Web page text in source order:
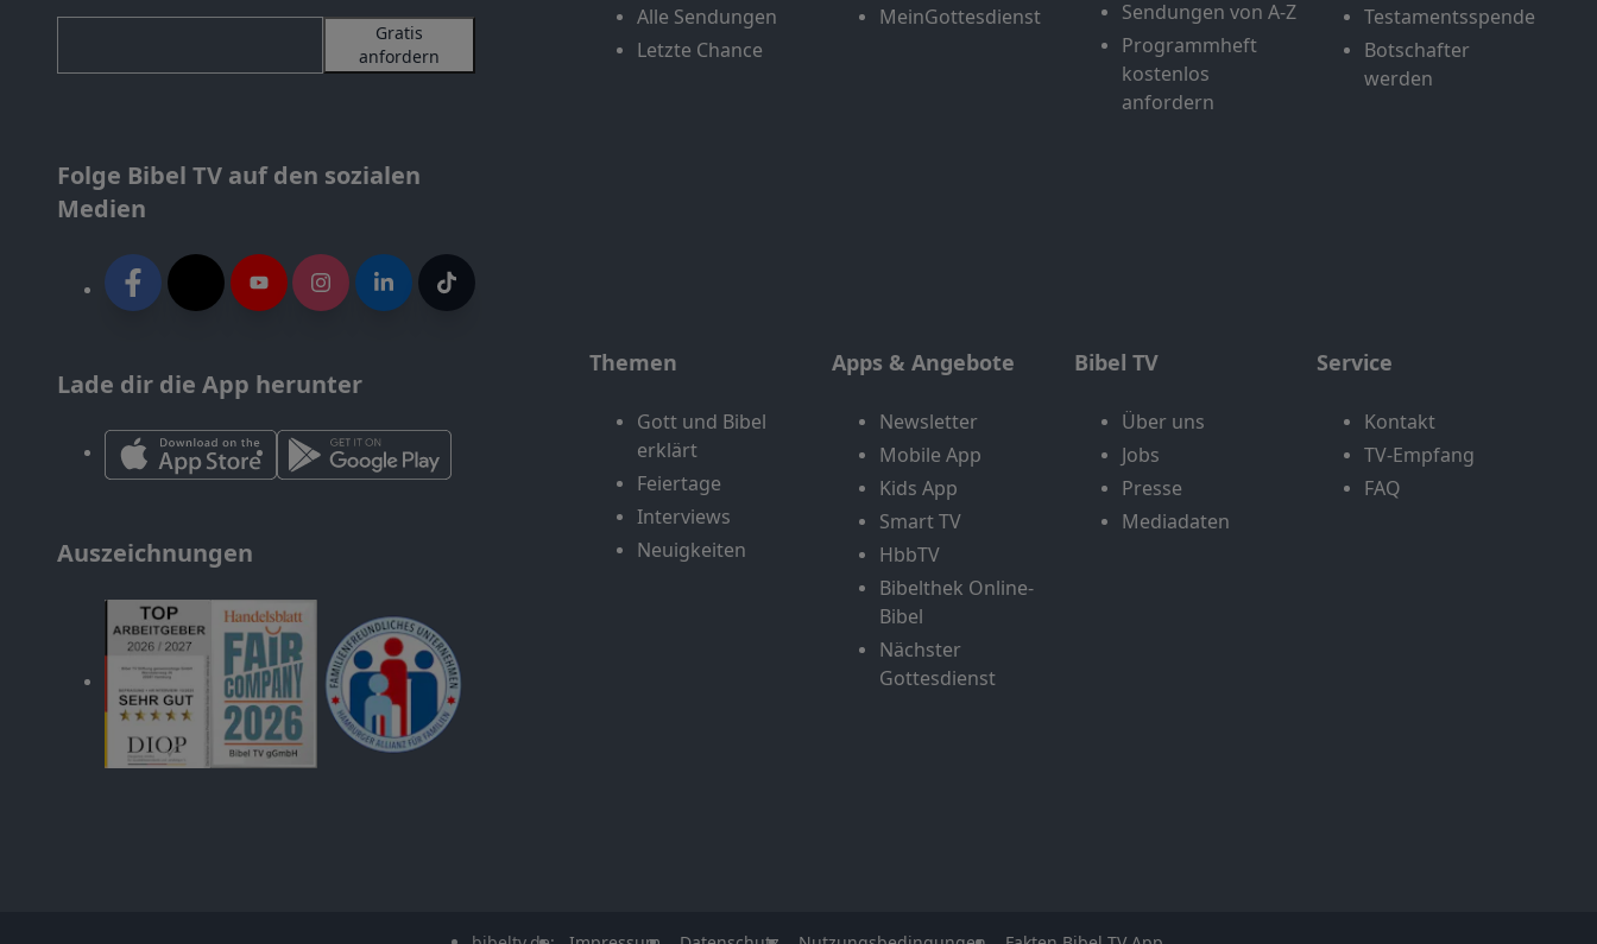
Gratis
anfordern
Folge Bibel TV auf den sozialen
Medien
Lade dir die App herunter
Auszeichnungen
Alle Sendungen
Letzte Chance
MeinGottesdienst
Sendungen von A-Z
Programmheft
kostenlos
anfordern
Testamentsspende
Botschafter
werden
Themen
Gott und Bibel
erklärt
Feiertage
Interviews
Neuigkeiten
Apps & Angebote
Newsletter
Mobile App
Kids App
Smart TV
HbbTV
Bibelthek Online-
Bibel
Nächster
Gottesdienst
Bibel TV
Über uns
Jobs
Presse
Mediadaten
Service
Kontakt
TV-Empfang
FAQ